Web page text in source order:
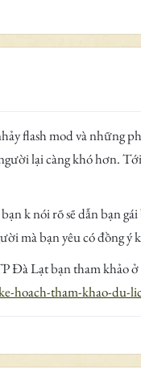
flash mod và những
lại càng khó hơn.
k nói rõ sẽ dẫn bạn
mà bạn yêu có đồng
Đà Lạt bạn tham khảo ở
hoach-tham-khao-du-